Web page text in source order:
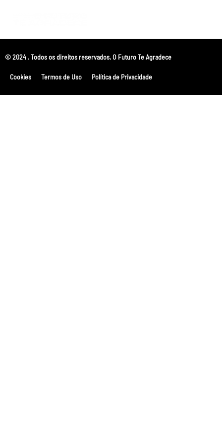
© 2024 . Todos os direitos reservados. O Futuro Te Agradece
Cookies Termos de Uso Política de Privacidade